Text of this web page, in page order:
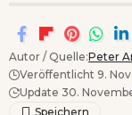
Autor / Quelle:Peter
Veröffentlicht 9.
Update 30.